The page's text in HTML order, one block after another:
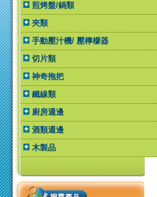
煎烤盤/鍋類
夾類
手動壓汁機/ 壓檸檬器
切片類
神奇拖把
鐵線類
廚房週邊
酒類週邊
木製品